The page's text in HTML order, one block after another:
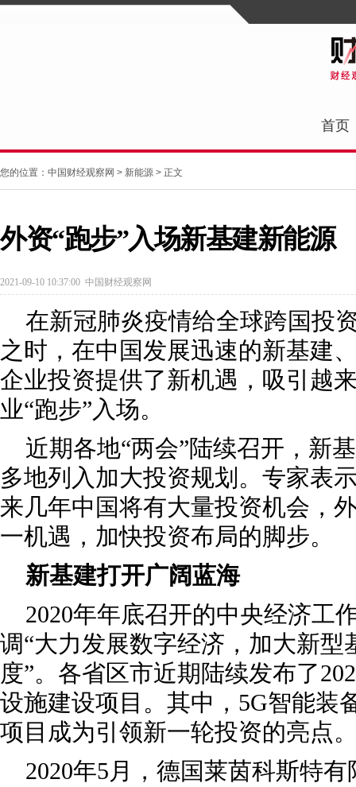
首页
您的位置： 中国财经观察网 > 新能源 > 正文
外资“跑步”入场新基建新能源
2021-09-10 10:37:00 中国财经观察网
在新冠肺炎疫情给全球跨国投
之时，在中国发展迅速的新基建
企业投资提供了新机遇，吸引越
业“跑步”入场。
近期各地“两会”陆续召开，新
多地列入加大投资规划。专家表
来几年中国将有大量投资机会，
一机遇，加快投资布局的脚步。
新基建打开广阔蓝海
2020年年底召开的中央经济工
调“大力发展数字经济，加大新型
度”。各省区市近期陆续发布了
设施建设项目。其中，5G智能装
项目成为引领新一轮投资的亮点
2020年5月，德国莱茵科斯特